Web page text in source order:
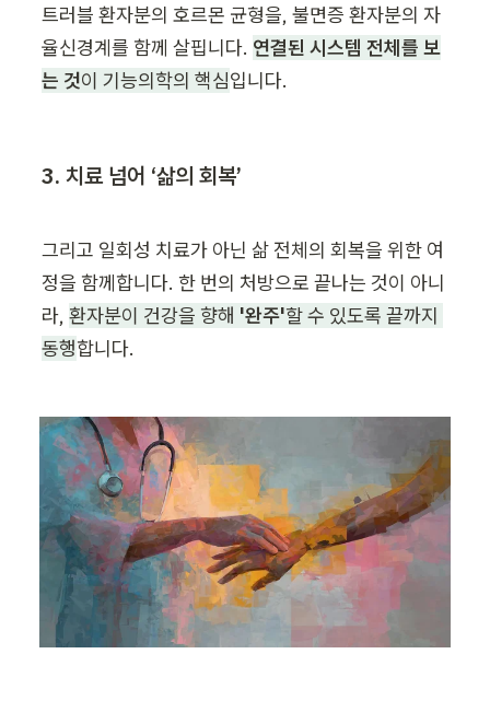
트러블 환자분의 호르몬 균형을, 불면증 환자분의 자
율신경계를 함께 살핍니다. 연결된 시스템 전체를 보
는 것이 기능의학의 핵심입니다.
3. 치료 넘어 ‘삶의 회복’
그리고 일회성 치료가 아닌 삶 전체의 회복을 위한 여
정을 함께합니다. 한 번의 처방으로 끝나는 것이 아니
라, 환자분이 건강을 향해 '완주'할 수 있도록 끝까지
동행합니다.